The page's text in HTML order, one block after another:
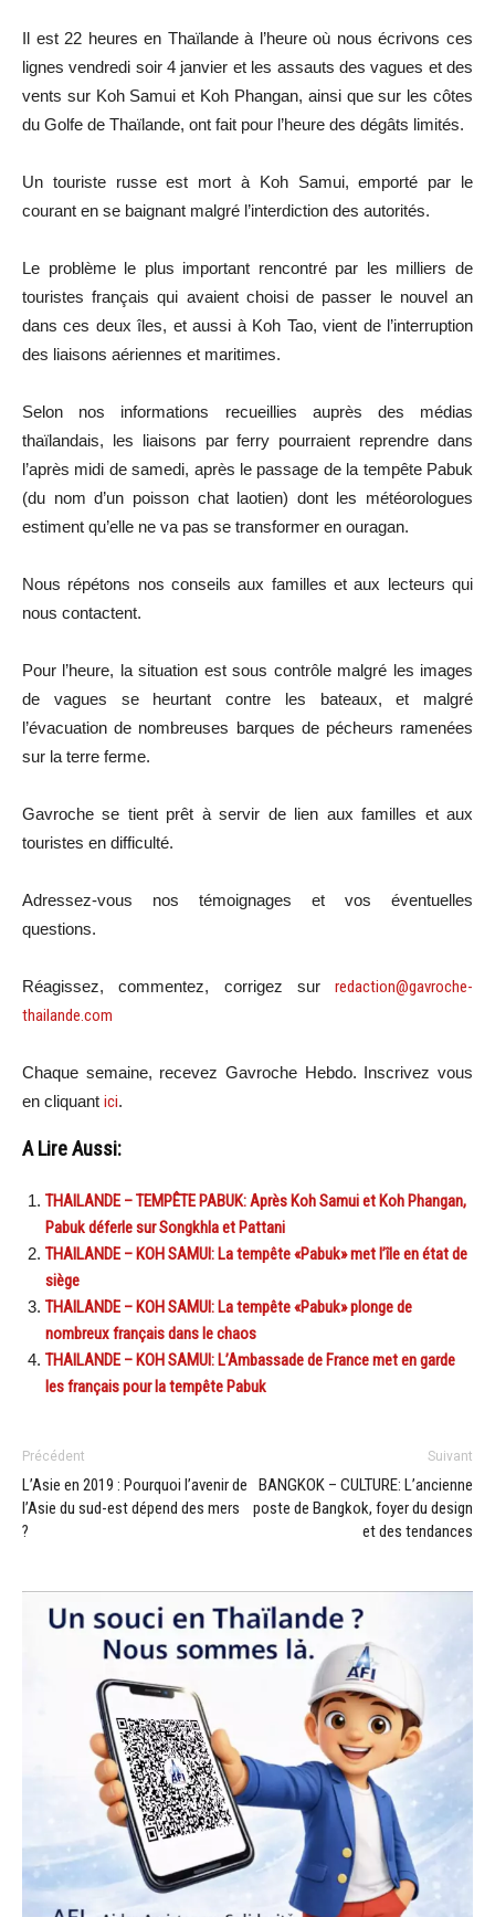
Il est 22 heures en Thaïlande à l’heure où nous écrivons ces
lignes vendredi soir 4 janvier et les assauts des vagues et des
vents sur Koh Samui et Koh Phangan, ainsi que sur les côtes
du Golfe de Thaïlande, ont fait pour l’heure des dégâts limités.
Un touriste russe est mort à Koh Samui, emporté par le
courant en se baignant malgré l’interdiction des autorités.
Le problème le plus important rencontré par les milliers de
touristes français qui avaient choisi de passer le nouvel an
dans ces deux îles, et aussi à Koh Tao, vient de l’interruption
des liaisons aériennes et maritimes.
Selon nos informations recueillies auprès des médias
thaïlandais, les liaisons par ferry pourraient reprendre dans
l’après midi de samedi, après le passage de la tempête Pabuk
(du nom d’un poisson chat laotien) dont les météorologues
estiment qu’elle ne va pas se transformer en ouragan.
Nous répétons nos conseils aux familles et aux lecteurs qui
nous contactent.
Pour l’heure, la situation est sous contrôle malgré les images
de vagues se heurtant contre les bateaux, et malgré
l’évacuation de nombreuses barques de pécheurs ramenées
sur la terre ferme.
Gavroche se tient prêt à servir de lien aux familles et aux
touristes en difficulté.
Adressez-vous nos témoignages et vos éventuelles
questions.
Réagissez, commentez, corrigez sur redaction@gavroche-
thailande.com
Chaque semaine, recevez Gavroche Hebdo. Inscrivez vous
en cliquant ici.
A Lire Aussi:
THAILANDE – TEMPÊTE PABUK: Après Koh Samui et Koh Phangan,
Pabuk déferle sur Songkhla et Pattani
THAILANDE – KOH SAMUI: La tempête «Pabuk» met l’île en état de
siège
THAILANDE – KOH SAMUI: La tempête «Pabuk» plonge de
nombreux français dans le chaos
THAILANDE – KOH SAMUI: L’Ambassade de France met en garde
les français pour la tempête Pabuk
Précédent
L’Asie en 2019 : Pourquoi l’avenir de
l’Asie du sud-est dépend des mers
?
Suivant
BANGKOK – CULTURE: L’ancienne
poste de Bangkok, foyer du design
et des tendances